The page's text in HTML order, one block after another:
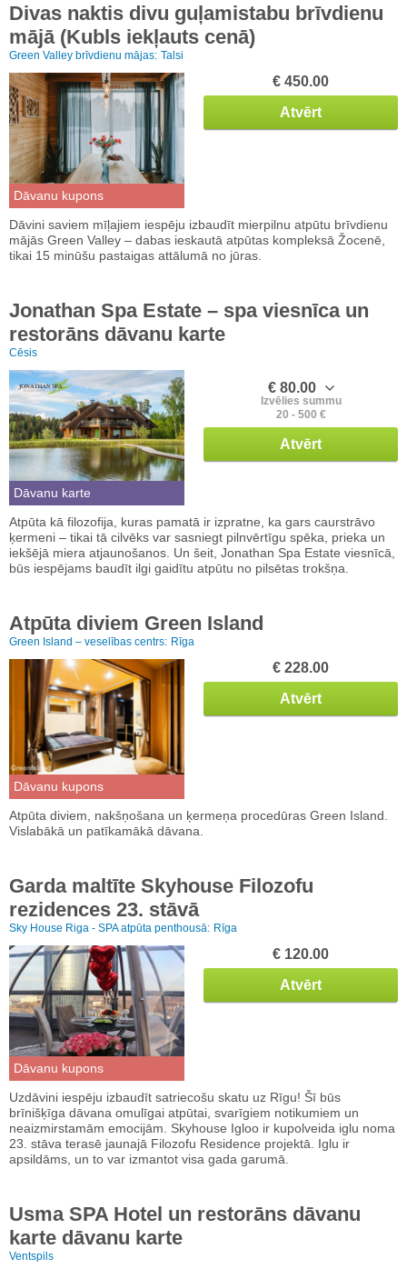
Divas naktis divu guļamistabu brīvdienu
mājā (Kubls iekļauts cenā)
Green Valley brīvdienu mājas: Talsi
Dāvanu kupons
€ 450.00
Atvērt
Dāvini saviem mīļajiem iespēju izbaudīt mierpilnu atpūtu brīvdienu
mājās Green Valley – dabas ieskautā atpūtas kompleksā Žocenē,
tikai 15 minūšu pastaigas attālumā no jūras.
Jonathan Spa Estate – spa viesnīca un
restorāns dāvanu karte
Cēsis
Dāvanu karte
€ 80.00
Izvēlies summu
20 - 500 €
Atvērt
Atpūta kā filozofija, kuras pamatā ir izpratne, ka gars caurstrāvo
ķermeni – tikai tā cilvēks var sasniegt pilnvērtīgu spēka, prieka un
iekšējā miera atjaunošanos. Un šeit, Jonathan Spa Estate viesnīcā,
būs iespējams baudīt ilgi gaidītu atpūtu no pilsētas trokšņa.
Atpūta diviem Green Island
Green Island – veselības centrs: Rīga
Dāvanu kupons
€ 228.00
Atvērt
Atpūta diviem, nakšņošana un ķermeņa procedūras Green Island.
Vislabākā un patīkamākā dāvana.
Garda maltīte Skyhouse Filozofu
rezidences 23. stāvā
Sky House Riga - SPA atpūta penthousā: Rīga
Dāvanu kupons
€ 120.00
Atvērt
Uzdāvini iespēju izbaudīt satriecošu skatu uz Rīgu! Šī būs
brīnišķīga dāvana omulīgai atpūtai, svarīgiem notikumiem un
neaizmirstamām emocijām. Skyhouse Igloo ir kupolveida iglu noma
23. stāva terasē jaunajā Filozofu Residence projektā. Iglu ir
apsildāms, un to var izmantot visa gada garumā.
Usma SPA Hotel un restorāns dāvanu
karte dāvanu karte
Ventspils